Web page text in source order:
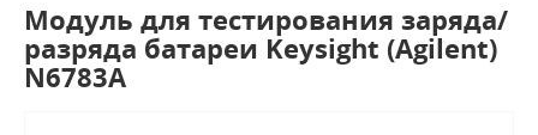
Модуль для тестирования заряда/
разряда батареи Keysight (Agilent)
N6783A